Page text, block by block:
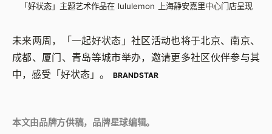
「好状态」主题艺术作品在 lululemon 上海静安嘉里中心门店呈现
未来两周，「一起好状态」社区活动也将于北京、南京、
成都、厦门、青岛等城市举办，邀请更多社区伙伴参与其
中，感受「好状态」。
BRANDSTAR
本文由品牌方供稿，品牌星球编辑。